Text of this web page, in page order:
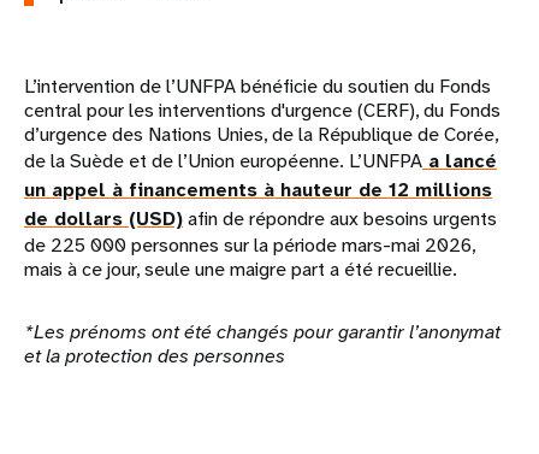
L’intervention de l’UNFPA bénéficie du soutien du Fonds
central pour les interventions d'urgence (CERF), du Fonds
d’urgence des Nations Unies, de la République de Corée,
de la Suède et de l’Union européenne. L’UNFPA a lancé
un appel à financements à hauteur de 12 millions
de dollars (USD)afin de répondre aux besoins urgents
de 225 000 personnes sur la période mars-mai 2026,
mais à ce jour, seule une maigre part a été recueillie.
*Les prénoms ont été changés pour garantir l’anonymat
et la protection des personnes